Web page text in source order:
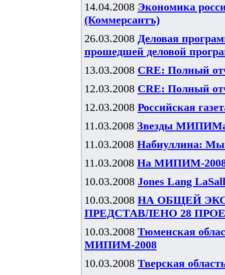
14.04.2008 Экономика
(Коммерсантъ)
26.03.2008 Деловая
прошедшей деловой
13.03.2008 CRE: Полный
12.03.2008 CRE: Полный
12.03.2008 Российская
11.03.2008 Звезды МИПИМа:
11.03.2008 Набиуллина: Мы
11.03.2008 На МИПИМ-2008
10.03.2008 Jones Lang
10.03.2008 НА ОБЩЕЙ
ПРЕДСТАВЛЕНО 28
10.03.2008 Тюменская
МИПИМ-2008
10.03.2008 Тверская